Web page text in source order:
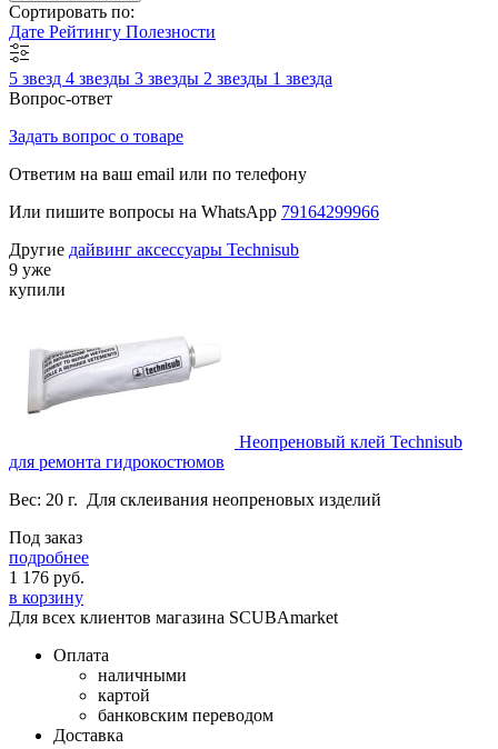
Сортировать по:
Дате Рейтингу Полезности
5 звезд 4 звезды 3 звезды 2 звезды 1 звезда
Вопрос-ответ
Задать вопрос о товаре
Ответим на ваш email или по телефону
Или пишите вопросы на WhatsApp 79164299966
Другие дайвинг аксессуары Technisub
9 уже
купили
Неопреновый клей Technisub
для ремонта гидрокостюмов
Вес: 20 г. Для склеивания неопреновых изделий
Под заказ
подробнее
1 176 руб.
в корзину
Для всех клиентов магазина SCUBAmarket
Оплата
наличными
картой
банковским переводом
Доставка